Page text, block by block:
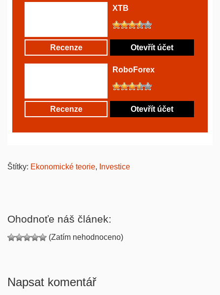
XTB
Recenze Otevřít účet
RoboForex
Recenze Otevřít účet
Štítky: Ekonomické teorie, Investice
Ohodnoťe náš článek:
(Zatím nehodnoceno)
Napsat komentář